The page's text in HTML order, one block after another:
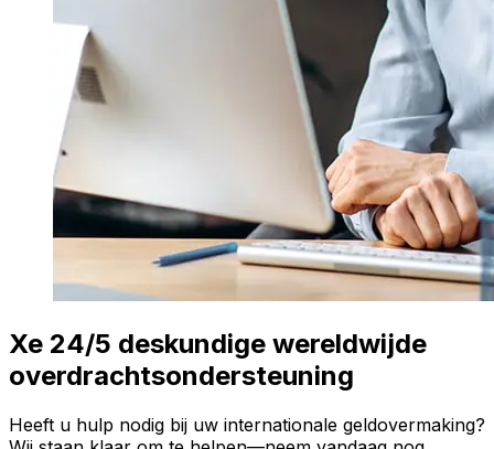
Xe 24/5 deskundige wereldwijde
overdrachtsondersteuning
Heeft u hulp nodig bij uw internationale geldovermaking?